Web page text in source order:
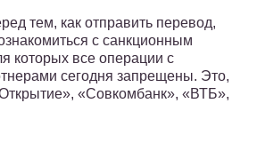
тем, как отправить перевод,
с санкционным
которых все операции с
сегодня запрещены. Это,
«Совкомбанк», «ВТБ»,